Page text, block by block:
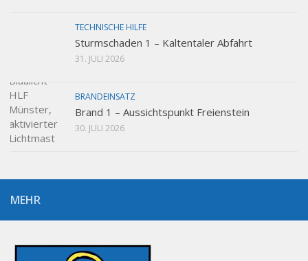
TECHNISCHE HILFE
Sturmschaden 1 – Kaltentaler Abfahrt
31. JULI 2026
BRANDEINSATZ
Brand 1 – Aussichtspunkt Freienstein
30. JULI 2026
MEHR